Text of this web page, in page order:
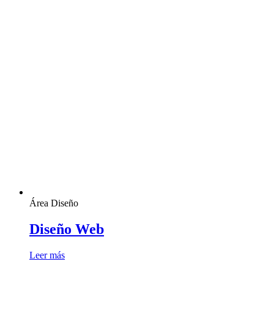
Área Diseño
Diseño Web
Leer más